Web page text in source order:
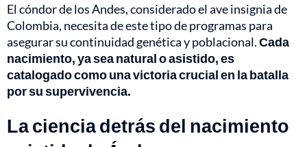
El cóndor de los Andes, considerado el ave insignia de
Colombia, necesita de este tipo de programas para
asegurar su continuidad genética y poblacional.Cada
nacimiento, ya sea natural o asistido, es
catalogado como una victoria crucial en la batalla
por su supervivencia.
La ciencia detrás del nacimiento